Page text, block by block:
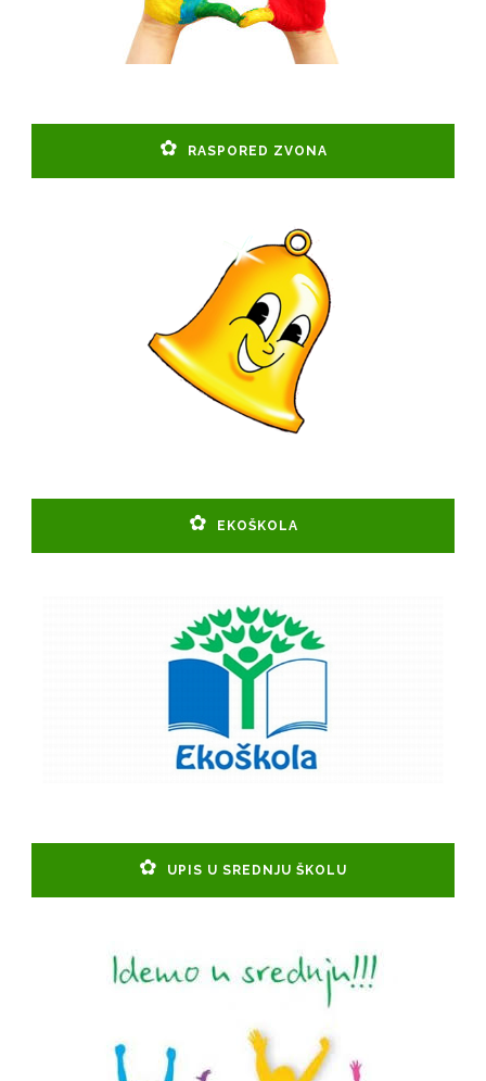
RASPORED ZVONA
EKOŠKOLA
UPIS U SREDNJU ŠKOLU